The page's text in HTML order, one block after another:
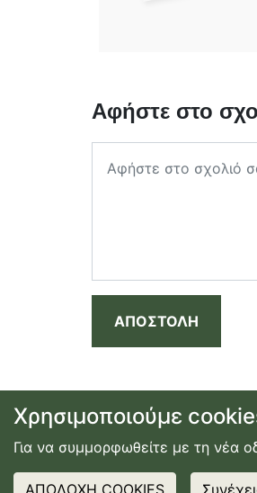
Αφήστε στο
ΑΠΟΣΤΟΛΗ
προσφορές|αεροπορικά
Χρησιμοποιούμε
Για να συμμορφωθείτε με τη νέα
ΑΠΟΔΟΧΗ COOKIES